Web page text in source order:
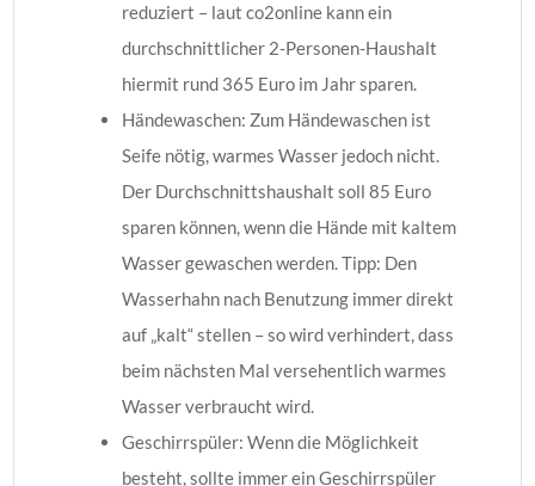
reduziert – laut co2online kann ein
durchschnittlicher 2-Personen-Haushalt
hiermit rund 365 Euro im Jahr sparen.
Händewaschen: Zum Händewaschen ist
Seife nötig, warmes Wasser jedoch nicht.
Der Durchschnittshaushalt soll 85 Euro
sparen können, wenn die Hände mit kaltem
Wasser gewaschen werden. Tipp: Den
Wasserhahn nach Benutzung immer direkt
auf „kalt“ stellen – so wird verhindert, dass
beim nächsten Mal versehentlich warmes
Wasser verbraucht wird.
Geschirrspüler: Wenn die Möglichkeit
besteht, sollte immer ein Geschirrspüler